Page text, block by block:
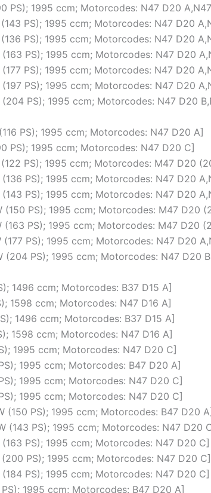
PS); 1995 ccm; Motorcodes: N47 D20
PS); 1995 ccm; Motorcodes: N47 D20
PS); 1995 ccm; Motorcodes: N47 D20
PS); 1995 ccm; Motorcodes: N47 D20
PS); 1995 ccm; Motorcodes: N47 D20
PS); 1995 ccm; Motorcodes: N47 D20
PS); 1995 ccm; Motorcodes: N47 D20
PS); 1995 ccm; Motorcodes: N47 D20 A]
PS); 1995 ccm; Motorcodes: N47 D20 C]
PS); 1995 ccm; Motorcodes: M47 D20
PS); 1995 ccm; Motorcodes: N47 D20
PS); 1995 ccm; Motorcodes: N47 D20
(150 PS); 1995 ccm; Motorcodes: M47 D20
(163 PS); 1995 ccm; Motorcodes: M47 D20
PS); 1995 ccm; Motorcodes: N47 D20
(204 PS); 1995 ccm; Motorcodes: N47 D20
1496 ccm; Motorcodes: B37 D15 A]
1598 ccm; Motorcodes: N47 D16 A]
1496 ccm; Motorcodes: B37 D15 A]
1598 ccm; Motorcodes: N47 D16 A]
1995 ccm; Motorcodes: N47 D20 C]
1995 ccm; Motorcodes: B47 D20 A]
1995 ccm; Motorcodes: N47 D20 C]
1995 ccm; Motorcodes: N47 D20 C]
(150 PS); 1995 ccm; Motorcodes: B47 D20 A]
(143 PS); 1995 ccm; Motorcodes: N47 D20
PS); 1995 ccm; Motorcodes: N47 D20 C]
PS); 1995 ccm; Motorcodes: N47 D20 C]
PS); 1995 ccm; Motorcodes: N47 D20 C]
1995 ccm; Motorcodes: B47 D20 A]